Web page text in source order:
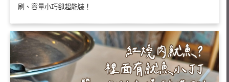
刷、容量小巧卻超能裝！